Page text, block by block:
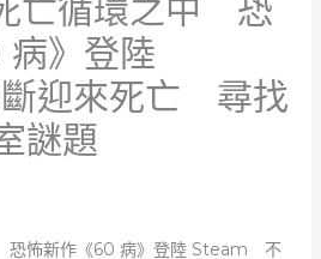
亡循環之中 恐
》登陸
迎來死亡 尋找
謎題
恐怖新作《60 病》登陸 Steam 不